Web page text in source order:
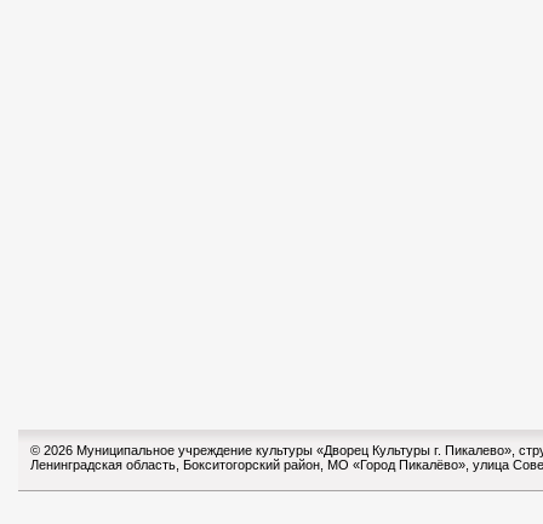
© 2026 Муниципальное учреждение культуры «Дворец Культуры г. Пикалево»,
Ленинградская область, Бокситогорский район, МО «Город Пикалёво», улица